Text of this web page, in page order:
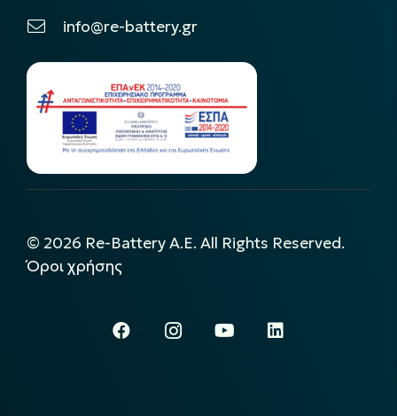
info@re-battery.gr
© 2026 Re-Battery A.E. All Rights Reserved.
Όροι χρήσης